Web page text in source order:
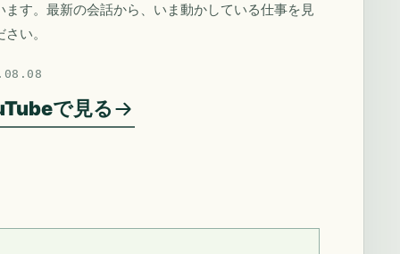
ます。最新の会話から、いま動かしている仕事を見
い。
で見る